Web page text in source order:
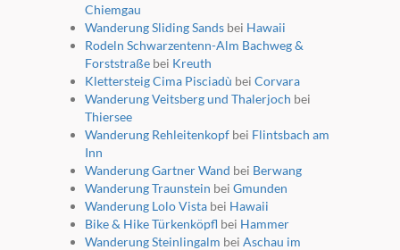
Chiemgau
Wanderung Sliding Sandsbei Hawaii
Rodeln Schwarzentenn-Alm Bachweg &
Forststraßebei Kreuth
Klettersteig Cima Pisciadù bei Corvara
Wanderung Veitsberg und Thalerjoch bei
Thiersee
Wanderung Rehleitenkopfbei Flintsbach am
Inn
Wanderung Gartner Wand bei Berwang
Wanderung Traunstein bei Gmunden
Wanderung Lolo Vistabei Hawaii
Bike & Hike Türkenköpfl bei Hammer
Wanderung Steinlingalm bei Aschau im